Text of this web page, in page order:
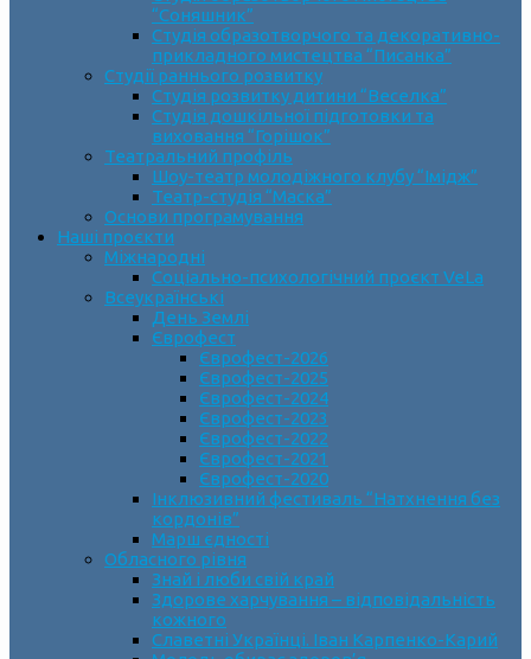
“Соняшник”
Студія образотворчого та декоративно-
прикладного мистецтва “Писанка”
Студії раннього розвитку
Студія розвитку дитини “Веселка”
Студія дошкільної підготовки та
виховання “Горішок”
Театральний профіль
Шоу-театр молодіжного клубу “Імідж”
Театр-студія “Маска”
Основи програмування
Наші проєкти
Міжнародні
Соціально-психологічний проєкт VeLa
Всеукраїнські
День Землі
Єврофест
Єврофест-2026
Єврофест-2025
Єврофест-2024
Єврофест-2023
Єврофест-2022
Єврофест-2021
Єврофест-2020
Інклюзивний фестиваль “Натхнення без
кордонів”
Марш єдності
Обласного рівня
Знай і люби свій край
Здорове харчування – відповідальність
кожного
Славетні Українці. Іван Карпенко-Карий